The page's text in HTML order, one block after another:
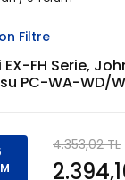
Filtre
FH Serie,
PC-WA-WD/
4.353,02 TL